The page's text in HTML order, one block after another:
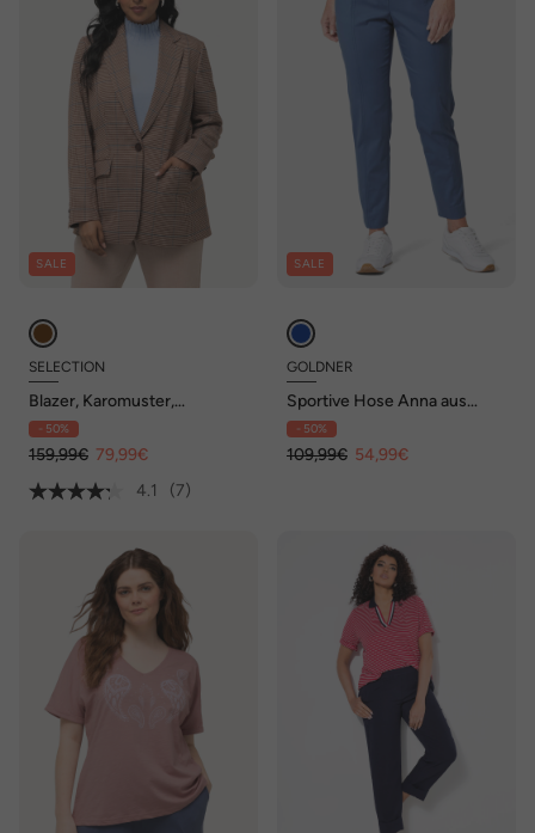
SALE
SELECTION
Blazer, Karomuster,
Reverskragen,
Klappentaschen
- 50%
159,99€ 79,99€
4.1
(7)
SALE
GOLDNER
Sportive Hose Anna aus
trageangenehmen Satin
- 50%
109,99€ 54,99€